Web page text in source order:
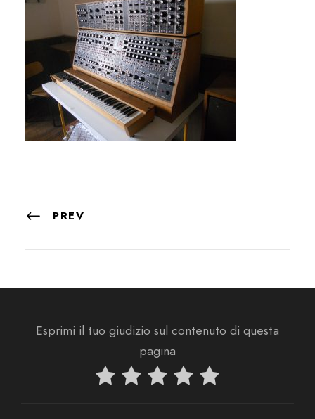
PREV
Esprimi il tuo giudizio sul contenuto di questa
pagina